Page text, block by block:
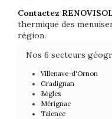
Contactez
thermique des
région.
Nos 6 secteurs
Villenave-d'Ornon
Gradignan
Bègles
Mérignac
Talence